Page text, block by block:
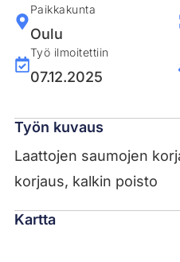
Paikkakunta
Oulu
Työ ilmoitettiin
07.12.2025
Työn kuvaus
Laattojen saumojen
korjaus, kalkin poisto
Kartta